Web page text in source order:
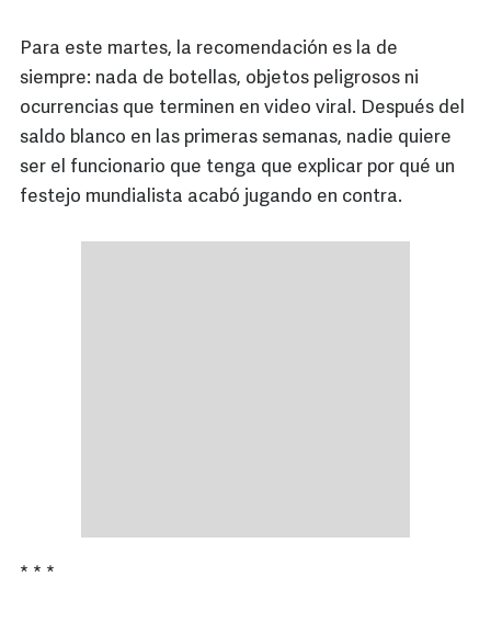
Para este martes, la recomendación es la de
siempre: nada de botellas, objetos peligrosos ni
ocurrencias que terminen en video viral. Después del
saldo blanco en las primeras semanas, nadie quiere
ser el funcionario que tenga que explicar por qué un
festejo mundialista acabó jugando en contra.
* * *